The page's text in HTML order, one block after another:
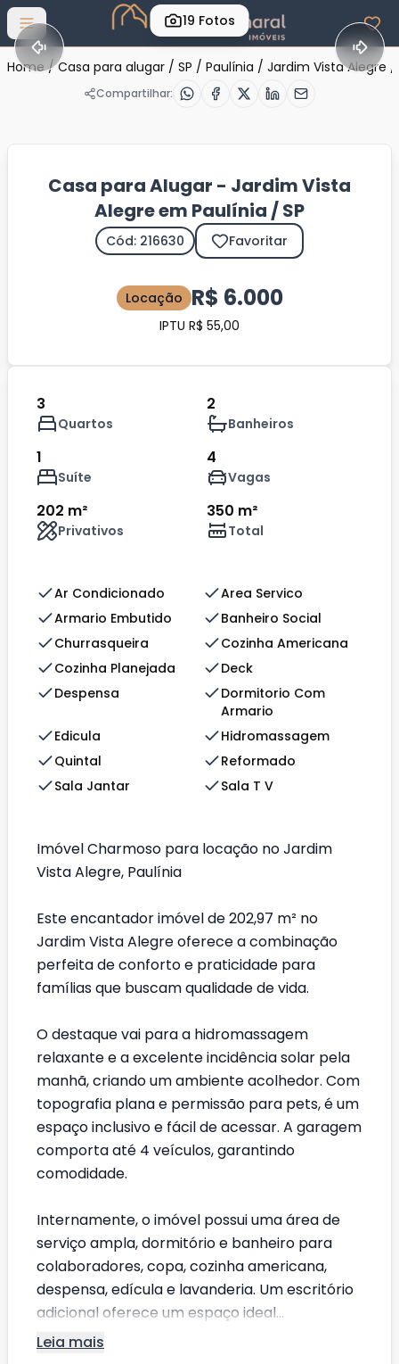
Abrir menu
19 Fotos
Home / Casa para alugar / SP / Paulínia / Jardim Vista Alegre /
Compartilhar:
Casa para Alugar - Jardim Vista
Alegre em Paulínia / SP
Cód: 216630 Favoritar
Locação R$ 6.000
IPTU R$ 55,00
3
Quartos
2
Banheiros
1
Suíte
4
Vagas
202 m²
Privativos
350 m²
Total
Ar Condicionado
Area Servico
Armario Embutido
Banheiro Social
Churrasqueira
Cozinha Americana
Cozinha Planejada
Deck
Despensa
Dormitorio Com
Armario
Edicula
Hidromassagem
Quintal
Reformado
Sala Jantar
Sala T V
Imóvel Charmoso para locação no Jardim
Vista Alegre, Paulínia
Este encantador imóvel de 202,97 m² no
Jardim Vista Alegre oferece a combinação
perfeita de conforto e praticidade para
famílias que buscam qualidade de vida.
O destaque vai para a hidromassagem
relaxante e a excelente incidência solar pela
manhã, criando um ambiente acolhedor. Com
topografia plana e permissão para pets, é um
espaço inclusivo e fácil de acessar. A garagem
comporta até 4 veículos, garantindo
comodidade.
Internamente, o imóvel possui uma área de
serviço ampla, dormitório e banheiro para
colaboradores, copa, cozinha americana,
despensa, edícula e lavanderia. Um escritório
adicional oferece um espaço ideal...
Leia mais